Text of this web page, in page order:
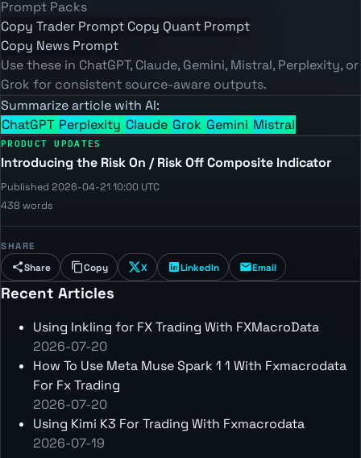
Prompt Packs
Copy Trader Prompt Copy Quant Prompt
Copy News Prompt
Use these in ChatGPT, Claude, Gemini, Mistral, Perplexity, or
Grok for consistent source-aware outputs.
Summarize article with AI:
ChatGPT Perplexity Claude Grok Gemini Mistral
PRODUCT UPDATES
Introducing the Risk On / Risk Off Composite Indicator
Published 2026-04-21 10:00 UTC
438 words
SHARE
Share Copy X LinkedIn Email
Recent Articles
Using Inkling for FX Trading With FXMacroData
2026-07-20
How To Use Meta Muse Spark 1 1 With Fxmacrodata
For Fx Trading
2026-07-20
Using Kimi K3 For Trading With Fxmacrodata
2026-07-19